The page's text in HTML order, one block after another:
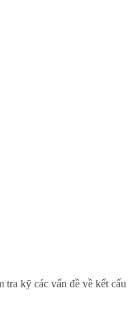
kỹ các vấn đề về kết cấu